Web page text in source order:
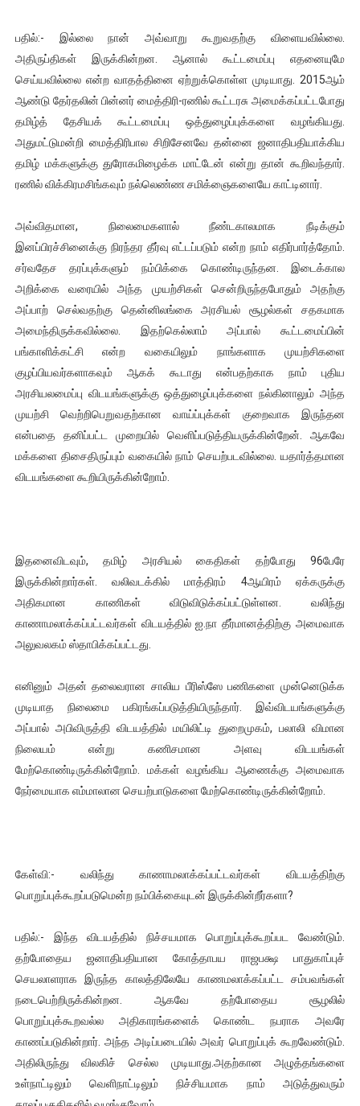
பதில்:- இல்லை நான் அவ்வாறு கூறுவதற்கு விளையவில்லை.
அதிருப்திகள் இருக்கின்றன. ஆனால் கூட்டமைப்பு எதனையுமே
செய்யவில்லை என்ற வாதத்தினை ஏற்றுக்கொள்ள முடியாது. 2015ஆம்
ஆண்டு தேர்தலின் பின்னர் மைத்திரி-ரணில் கூட்டரசு அமைக்கப்பட்டபோது
தமிழ்த் தேசியக் கூட்டமைப்பு ஒத்துழைப்புக்களை வழங்கியது.
அதுமட்டுமன்றி மைத்திரிபால சிறிசேனவே தன்னை ஜனாதிபதியாக்கிய
தமிழ் மக்களுக்கு துரோகமிழைக்க மாட்டேன் என்று தான் கூறிவந்தார்.
ரணில் விக்கிரமசிங்கவும் நல்லெண்ண சமிக்ஞைகளையே காட்டினார்.
அவ்விதமான, நிலைமைகளால் நீண்டகாலமாக நீடிக்கும்
இனப்பிரச்சினைக்கு நிரந்தர தீர்வு எட்டப்படும் என்ற நாம் எதிர்பார்த்தோம்.
சர்வதேச தரப்புக்களும் நம்பிக்கை கொண்டிருந்தன. இடைக்கால
அறிக்கை வரையில் அந்த முயற்சிகள் சென்றிருந்தபோதும் அதற்கு
அப்பாற் செல்வதற்கு தென்னிலங்கை அரசியல் சூழல்கள் சதகமாக
அமைந்திருக்கவில்லை. இதற்கெல்லாம் அப்பால் கூட்டமைப்பின்
பங்காளிக்கட்சி என்ற வகையிலும் நாங்களாக முயற்சிகளை
குழப்பியவர்களாகவும் ஆகக் கூடாது என்பதற்காக நாம் புதிய
அரசியலமைப்பு விடயங்களுக்கு ஒத்துழைப்புக்களை நல்கினாலும் அந்த
முயற்சி வெற்றிபெறுவதற்கான வாய்ப்புக்கள் குறைவாக இருந்தன
என்பதை தனிப்பட்ட முறையில் வெளிப்படுத்தியருக்கின்றேன். ஆகவே
மக்களை திசைதிருப்பும் வகையில் நாம் செயற்படவில்லை. யதார்த்தமான
விடயங்களை கூறியிருக்கின்றோம்.
இதனைவிடவும், தமிழ் அரசியல் கைதிகள் தற்போது 96பேரே
இருக்கின்றார்கள். வலிவடக்கில் மாத்திரம் 4ஆயிரம் ஏக்கருக்கு
அதிகமான காணிகள் விடுவிடுக்கப்பட்டுள்ளன. வலிந்து
காணாமலாக்கப்பட்டவர்கள் விடயத்தில் ஐ.நா தீர்மானத்திற்கு அமைவாக
அலுவலகம் ஸ்தாபிக்கப்பட்டது.
எனினும் அதன் தலைவரான சாலிய பீரிஸ்ஸே பணிகளை முன்னெடுக்க
முடியாத நிலைமை பகிரங்கப்படுத்தியிருந்தார். இவ்விடயங்களுக்கு
அப்பால் அபிவிருத்தி விடயத்தில் மயிலிட்டி துறைமுகம், பலாலி விமான
நிலையம் என்று கணிசமான அளவு விடயங்கள்
மேற்கொண்டிருக்கின்றோம். மக்கள் வழங்கிய ஆணைக்கு அமைவாக
நேர்மையாக எம்மாலான செயற்பாடுகளை மேற்கொண்டிருக்கின்றோம்.
கேள்வி:- வலிந்து காணாமலாக்கப்பட்டவர்கள் விடயத்திற்கு
பொறுப்புக்கூறப்படுமென்ற நம்பிக்கையுடன் இருக்கின்றீர்களா?
பதில்:- இந்த விடயத்தில் நிச்சயமாக பொறுப்புக்கூறப்பட வேண்டும்.
தற்போதைய ஜனாதிபதியான கோத்தாபய ராஜபக்ஷ பாதுகாப்புச்
செயலாளராக இருந்த காலத்திலேயே காணமலாக்கப்பட்ட சம்பவங்கள்
நடைபெற்றிருக்கின்றன. ஆகவே தற்போதைய சூழலில்
பொறுப்புக்கூறவல்ல அதிகாரங்களைக் கொண்ட நபராக அவரே
காணப்படுகின்றார். அந்த அடிப்படையில் அவர் பொறுப்புக் கூறவேண்டும்.
அதிலிருந்து விலகிச் செல்ல முடியாது.அதற்கான அழுத்தங்களை
உள்நாட்டிலும் வெளிநாட்டிலும் நிச்சியமாக நாம் அடுத்துவரும்